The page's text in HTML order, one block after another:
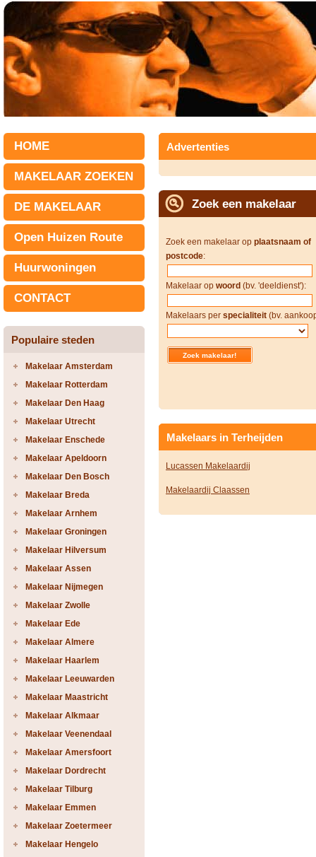
HOME
MAKELAAR ZOEKEN
DE MAKELAAR
Open Huizen Route
Huurwoningen
CONTACT
Populaire steden
Makelaar Amsterdam
Makelaar Rotterdam
Makelaar Den Haag
Makelaar Utrecht
Makelaar Enschede
Makelaar Apeldoorn
Makelaar Den Bosch
Makelaar Breda
Makelaar Arnhem
Makelaar Groningen
Makelaar Hilversum
Makelaar Assen
Makelaar Nijmegen
Makelaar Zwolle
Makelaar Ede
Makelaar Almere
Makelaar Haarlem
Makelaar Leeuwarden
Makelaar Maastricht
Makelaar Alkmaar
Makelaar Veenendaal
Makelaar Amersfoort
Makelaar Dordrecht
Makelaar Tilburg
Makelaar Emmen
Makelaar Zoetermeer
Makelaar Hengelo
Advertenties
Zoek een makelaar
Zoek een makelaar op plaatsnaam of
postcode:
Makelaar op woord (bv. 'deeldienst'):
Makelaars per specialiteit (bv.
Makelaars in Terheijden
Lucassen Makelaardij
Makelaardij Claassen